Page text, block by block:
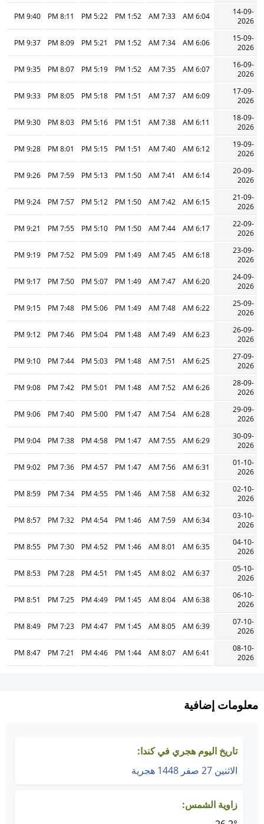
14-09-
2026
6:04 AM
7:33 AM
1:52 PM
5:22 PM
8:11 PM
9:40 PM
15-09-
2026
6:06 AM
7:34 AM
1:52 PM
5:21 PM
8:09 PM
9:37 PM
16-09-
2026
6:07 AM
7:35 AM
1:52 PM
5:19 PM
8:07 PM
9:35 PM
17-09-
2026
6:09 AM
7:37 AM
1:51 PM
5:18 PM
8:05 PM
9:33 PM
18-09-
2026
6:11 AM
7:38 AM
1:51 PM
5:16 PM
8:03 PM
9:30 PM
19-09-
2026
6:12 AM
7:40 AM
1:51 PM
5:15 PM
8:01 PM
9:28 PM
20-09-
2026
6:14 AM
7:41 AM
1:50 PM
5:13 PM
7:59 PM
9:26 PM
21-09-
2026
6:15 AM
7:42 AM
1:50 PM
5:12 PM
7:57 PM
9:24 PM
22-09-
2026
6:17 AM
7:44 AM
1:50 PM
5:10 PM
7:55 PM
9:21 PM
23-09-
2026
6:18 AM
7:45 AM
1:49 PM
5:09 PM
7:52 PM
9:19 PM
24-09-
2026
6:20 AM
7:47 AM
1:49 PM
5:07 PM
7:50 PM
9:17 PM
25-09-
2026
6:22 AM
7:48 AM
1:49 PM
5:06 PM
7:48 PM
9:15 PM
26-09-
2026
6:23 AM
7:49 AM
1:48 PM
5:04 PM
7:46 PM
9:12 PM
27-09-
2026
6:25 AM
7:51 AM
1:48 PM
5:03 PM
7:44 PM
9:10 PM
28-09-
2026
6:26 AM
7:52 AM
1:48 PM
5:01 PM
7:42 PM
9:08 PM
29-09-
2026
6:28 AM
7:54 AM
1:47 PM
5:00 PM
7:40 PM
9:06 PM
30-09-
2026
6:29 AM
7:55 AM
1:47 PM
4:58 PM
7:38 PM
9:04 PM
01-10-
2026
6:31 AM
7:56 AM
1:47 PM
4:57 PM
7:36 PM
9:02 PM
02-10-
2026
6:32 AM
7:58 AM
1:46 PM
4:55 PM
7:34 PM
8:59 PM
03-10-
2026
6:34 AM
7:59 AM
1:46 PM
4:54 PM
7:32 PM
8:57 PM
04-10-
2026
6:35 AM
8:01 AM
1:46 PM
4:52 PM
7:30 PM
8:55 PM
05-10-
2026
6:37 AM
8:02 AM
1:45 PM
4:51 PM
7:28 PM
8:53 PM
06-10-
2026
6:38 AM
8:04 AM
1:45 PM
4:49 PM
7:25 PM
8:51 PM
07-10-
2026
6:39 AM
8:05 AM
1:45 PM
4:47 PM
7:23 PM
8:49 PM
08-10-
2026
6:41 AM
8:07 AM
1:44 PM
4:46 PM
7:21 PM
8:47 PM
معلومات إضافية
تاريخ اليوم هجري في كندا:
الاثنين 27 صفر 1448 هجرية
زاوية الشمس: